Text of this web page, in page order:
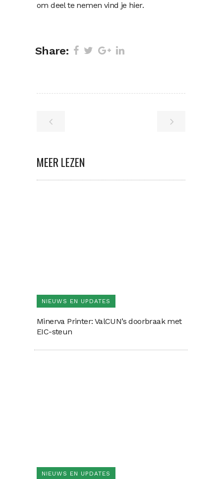
om deel te nemen vind je hier.
Share:
MEER LEZEN
NIEUWS EN UPDATES
Minerva Printer: ValCUN’s doorbraak met
EIC-steun
NIEUWS EN UPDATES